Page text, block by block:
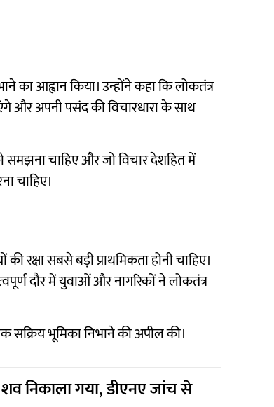
का आह्वान किया। उन्होंने कहा कि लोकतंत्र
और अपनी पसंद की विचारधारा के साथ
समझना चाहिए और जो विचार देशहित में
चाहिए।
सबसे बड़ी प्राथमिकता होनी चाहिए।
दौर में युवाओं और नागरिकों ने लोकतंत्र
सक्रिय भूमिका निभाने की अपील की।
निकाला गया, डीएनए जांच से